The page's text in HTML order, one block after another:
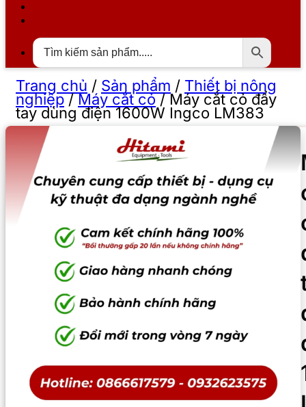
Trang chủ / Sản phẩm / Thiết bị nông
nghiệp/Máy cắt cỏ/Máy cắt cỏ đẩy
tay dùng điện 1600W Ingco LM383